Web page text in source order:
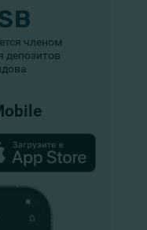
членом
депозитов